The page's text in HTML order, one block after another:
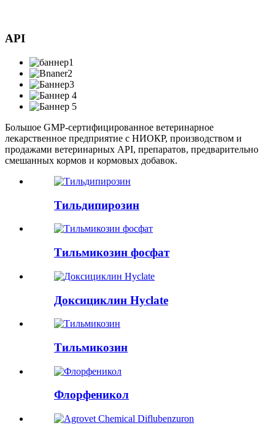
API
Большое GMP-сертифицированное ветеринарное
лекарственное предприятие с НИОКР, производством и
продажами ветеринарных API, препаратов, предварительно
смешанных кормов и кормовых добавок.
Тильдипирозин
Тильмикозин фосфат
Доксициклин Hyclate
Тильмикозин
Флорфеникол